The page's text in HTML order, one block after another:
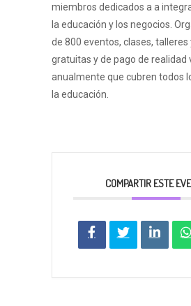
miembros dedicados a a
la educación y los negocios.
de 800 eventos, clases,
gratuitas y de pago de realidad
anualmente que cubren todos
la educación.
COMPARTIR ESTE